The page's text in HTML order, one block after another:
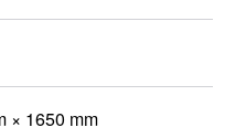
× 1650 mm